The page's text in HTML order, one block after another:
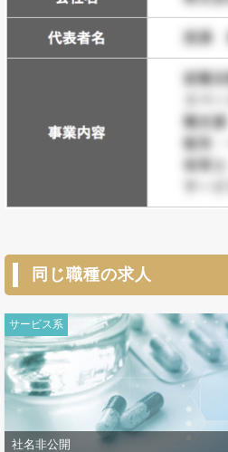
同じ職種の求人
サービス系
社名非公開